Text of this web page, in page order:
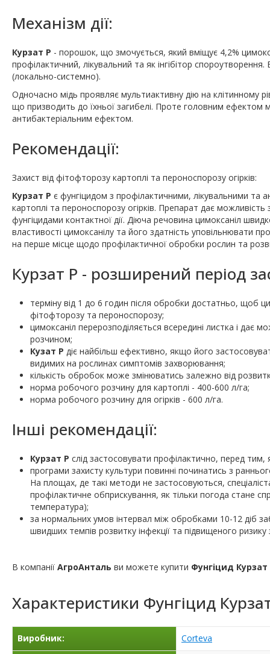
Механiзм дії:
Курзат Р - порошок, що змочується, який вміщує 4,2%
профілактичний, лікувальний та як інгібітор
(локально-системно).
Одночасно мідь проявляє мультиактивну дію на клітинному
що призводить до їхньої загибелі. Проте головним ефектом
антибактеріальним ефектом.
Рекомендації:
Захист від фітофторозу картоплі та пероноспорозу огірків:
Курзат Р є фунгіцидом з профілактичними, лікувальними та
картоплі та пероноспорозу огірків. Препарат дає
фунгіцидами контактної дії. Діюча речовина цимоксаніл
властивості цимоксанілу та його здатність уповільнювати
на перше місце щодо профілактичної обробки рослин та
Курзат Р - розширений період
терміну від 1 до 6 годин після обробки достатньо, щоб
фітофторозу та пероноспорозу;
цимоксаніл перерозподіляється всередині листка і
розчином;
Кузат Р діє найбільш ефективно, якщо його
видимих на рослинах симптомів захворювання;
кількість обробок може змінюватись залежно від
норма робочого розчину для картоплі - 400-600 л/га;
норма робочого розчину для огірків - 600 л/га.
Інші рекомендації:
Курзат Р слід застосовувати профілактично, перед
програми захисту культури повинні починатись з
На площах, де такі методи не застосовуються,
профілактичне обприскування, як тільки погода стане
температура);
за нормальних умов інтервал між обробками 10-12 діб
швидших темпів розвитку інфекції та підвищеного
В компанії АгроАнталь ви можете купити Фунгіцид
Характеристики Фунгіцид
Виробник: Corteva